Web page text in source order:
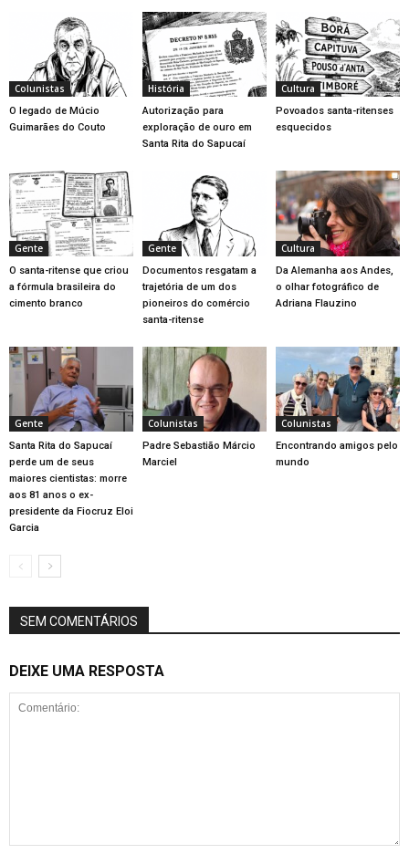
Colunistas
O legado de Múcio
Guimarães do Couto
História
Autorização para
exploração de ouro em
Santa Rita do Sapucaí
Cultura
Povoados santa-ritenses
esquecidos
Gente
O santa-ritense que criou
a fórmula brasileira do
cimento branco
Gente
Documentos resgatam a
trajetória de um dos
pioneiros do comércio
santa-ritense
Cultura
Da Alemanha aos Andes,
o olhar fotográfico de
Adriana Flauzino
Gente
Santa Rita do Sapucaí
perde um de seus
maiores cientistas: morre
aos 81 anos o ex-
presidente da Fiocruz Eloi
Garcia
Colunistas
Padre Sebastião Márcio
Marciel
Colunistas
Encontrando amigos pelo
mundo
SEM COMENTÁRIOS
DEIXE UMA RESPOSTA